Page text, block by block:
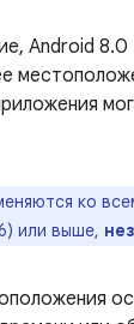
Android
ко
или выше,